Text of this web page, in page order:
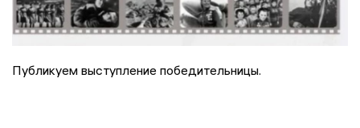
Публикуем выступление победительницы.